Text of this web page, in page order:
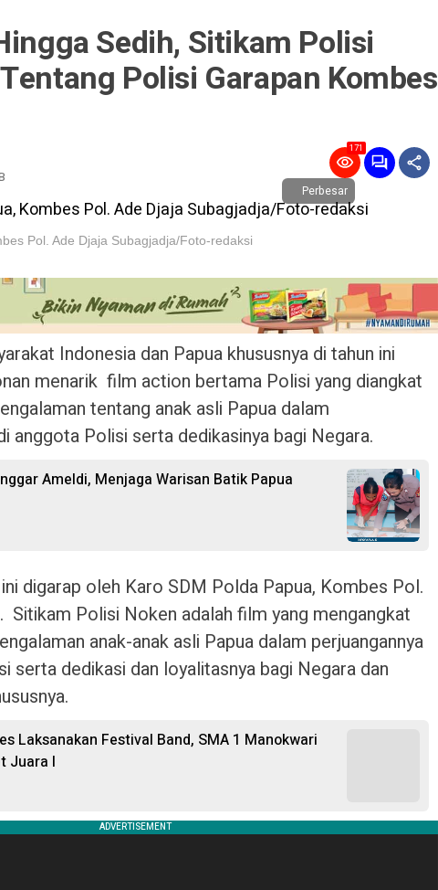
Sedih, Sitikam Polisi
Polisi Garapan Kombes
171
Perbesar
Pol. Ade Djaja Subagjadja/Foto-redaksi
Indonesia dan Papua khususnya di tahun ini
menarik film action bertama Polisi yang diangkat
tentang anak asli Papua dalam
anggota Polisi serta dedikasinya bagi Negara.
Ameldi, Menjaga Warisan Batik Papua
digarap oleh Karo SDM Polda Papua, Kombes Pol.
Sitikam Polisi Noken adalah film yang mengangkat
anak-anak asli Papua dalam perjuangannya
serta dedikasi dan loyalitasnya bagi Negara dan
Laksanakan Festival Band, SMA 1 Manokwari
Juara I